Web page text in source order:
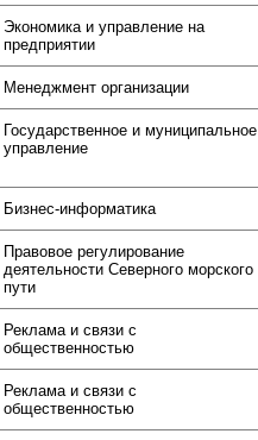
Экономика и управление на
предприятии
Менеджмент организации
Государственное и муниципальное
управление
Бизнес-информатика
Правовое регулирование
деятельности Северного морского
пути
Реклама и связи с
общественностью
Реклама и связи с
общественностью